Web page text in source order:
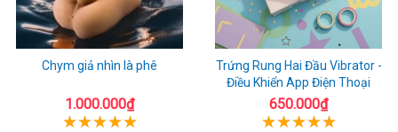
Chym giả nhìn là phê
1.000.000₫
Trứng Rung Hai Đầu Vibrator -
Điều Khiển App Điện Thoại
650.000₫